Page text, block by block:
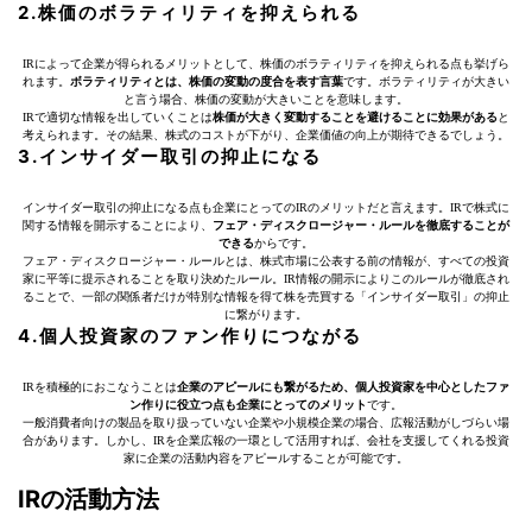
2.株価のボラティリティを抑えられる
IRによって企業が得られるメリットとして、株価のボラティリティを抑えられる点も挙げら
れます。 ボラティリティとは、株価の変動の度合を表す言葉です。ボラティリティが大きい
と言う場合、株価の変動が大きいことを意味します。
IRで適切な情報を出していくことは株価が大きく変動することを避けることに効果がある と
考えられます。その結果、株式のコストが下がり、企業価値の向上が期待できるでしょう。
3.インサイダー取引の抑止になる
インサイダー取引の抑止になる点も企業にとってのIRのメリットだと言えます。IRで株式に
関する情報を開示することにより、 フェア・ディスクロージャー・ルールを徹底することが
できるからです。
フェア・ディスクロージャー・ルールとは、株式市場に公表する前の情報が、すべての投資
家に平等に提示されることを取り決めたルール。IR情報の開示によりこのルールが徹底され
ることで、一部の関係者だけが特別な情報を得て株を売買する「インサイダー取引」の抑止
に繋がります。
4.個人投資家のファン作りにつながる
IRを積極的におこなうことは企業のアピールにも繋がるため、個人投資家を中心としたファ
ン作りに役立つ点も企業にとってのメリットです。
一般消費者向けの製品を取り扱っていない企業や小規模企業の場合、広報活動がしづらい場
合があります。しかし、IRを企業広報の一環として活用すれば、会社を支援してくれる投資
家に企業の活動内容をアピールすることが可能です。
IRの活動方法